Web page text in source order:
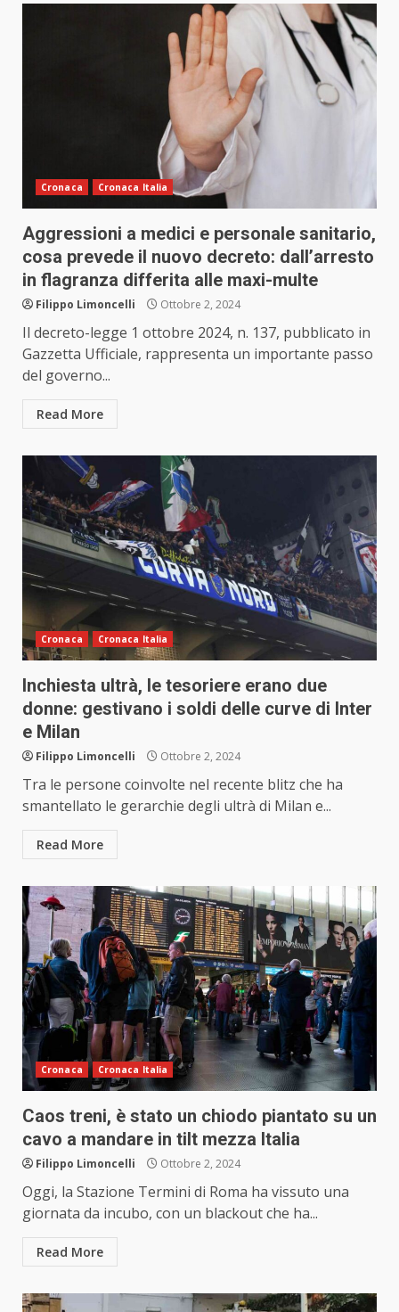
Cronaca Cronaca Italia
Aggressioni a medici e personale sanitario,
cosa prevede il nuovo decreto: dall’arresto
in flagranza differita alle maxi-multe
Filippo Limoncelli Ottobre 2, 2024
Il decreto-legge 1 ottobre 2024, n. 137, pubblicato in
Gazzetta Ufficiale, rappresenta un importante passo
del governo...
Read More
Cronaca Cronaca Italia
Inchiesta ultrà, le tesoriere erano due
donne: gestivano i soldi delle curve di Inter
e Milan
Filippo Limoncelli Ottobre 2, 2024
Tra le persone coinvolte nel recente blitz che ha
smantellato le gerarchie degli ultrà di Milan e...
Read More
Cronaca Cronaca Italia
Caos treni, è stato un chiodo piantato su un
cavo a mandare in tilt mezza Italia
Filippo Limoncelli Ottobre 2, 2024
Oggi, la Stazione Termini di Roma ha vissuto una
giornata da incubo, con un blackout che ha...
Read More